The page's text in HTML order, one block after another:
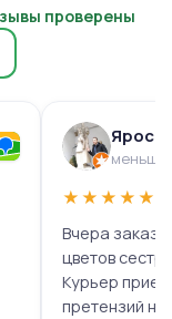
проверены
меньше
★★★★★
Вчера
цветов
Курьер
претензий